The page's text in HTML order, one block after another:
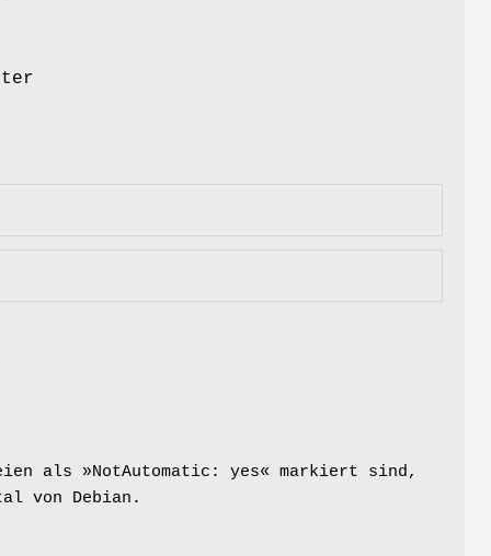
als »NotAutomatic: yes« markiert sind,
von Debian.